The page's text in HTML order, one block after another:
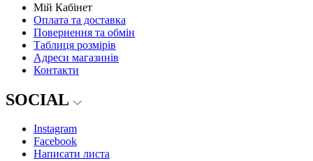
Мій Кабінет
Оплата та доставка
Повернення та обмін
Таблиця розмірів
Адреси магазинів
Контакти
SOCIAL
Instagram
Facebook
Написати листа